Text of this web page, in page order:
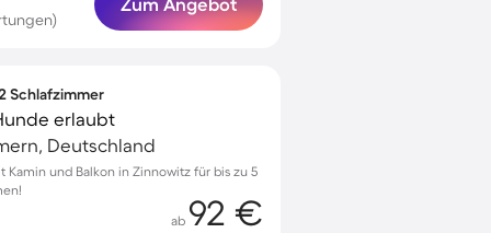
Schlafzimmer
erlaubt
Deutschland
und Balkon in Zinnowitz für bis zu 5
ab 92 €